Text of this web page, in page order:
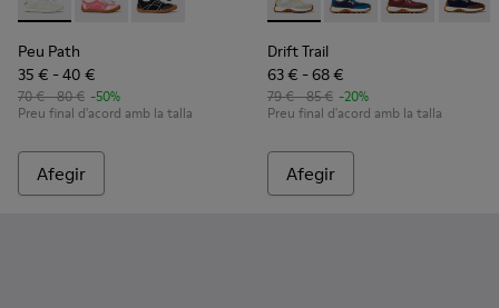
Peu Path - K800691-001 - Sabatilles blanques de teixit i
Peu Path - K800691-003 - Sabatilles esportives de
Peu Path - K800691-002 - Sabatilles
Peu Path
35 € - 40 €
70 € - 80 € -50%
Preu final d'acord amb la talla
Afegir
Drift Trail - K800548-029 -
Drift Trail -Drift Trail -
Drift
Drift Trail
63 € - 68 €
79 € - 85 € -20%
Preu final d'acord amb la talla
Afegir